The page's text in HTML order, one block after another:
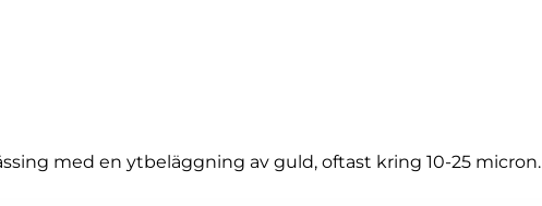
med en ytbeläggning av guld, oftast kring 10-25 micron.